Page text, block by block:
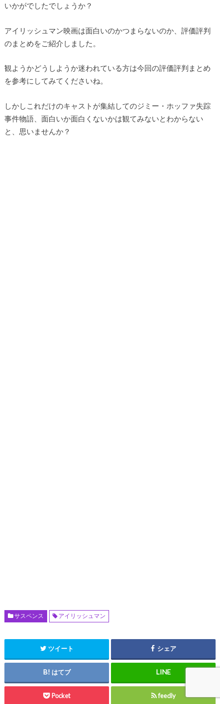
いかがでしたでしょうか？
アイリッシュマン映画は面白いのかつまらないのか、評価評判
のまとめをご紹介しました。
観ようかどうしようか迷われている方は今回の評価評判まとめ
を参考にしてみてくださいね。
しかしこれだけのキャストが集結してのジミー・ホッファ失踪
事件物語、面白いか面白くないかは観てみないとわからない
と、思いませんか？
サスペンス アイリッシュマン
ツイート シェア
はてブ
Pocket feedly